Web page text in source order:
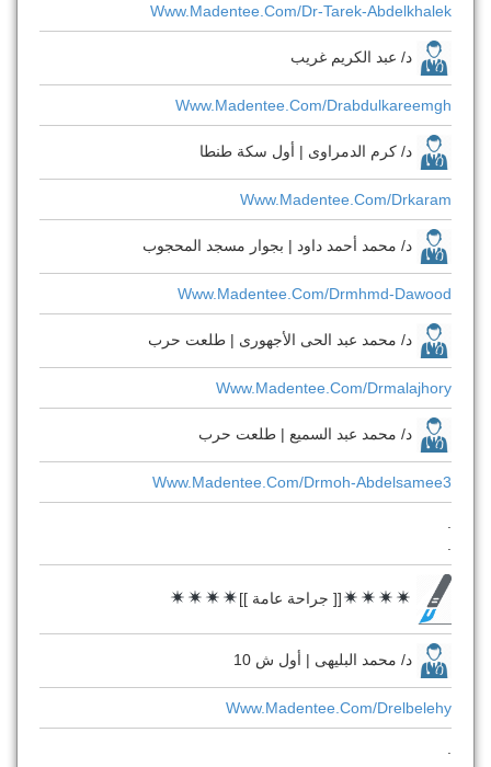
Www.madentee.com/dr-Tarek-Abdelkhalek
د/ عبد الكريم غريب
Www.madentee.com/drabdulkareemgh
د/ كرم الدمراوى | أول سكة طنطا
Www.madentee.com/drkaram
د/ محمد أحمد داود | بجوار مسجد المحجوب
Www.madentee.com/drmhmd-Dawood
د/ محمد عبد الحى الأجهورى | طلعت حرب
Www.madentee.com/drmalajhory
د/ محمد عبد السميع | طلعت حرب
Www.madentee.com/drmoh-Abdelsamee3
[[ جراحة عامة ]]
د/ محمد البليهى | أول ش 10
Www.madentee.com/drelbelehy